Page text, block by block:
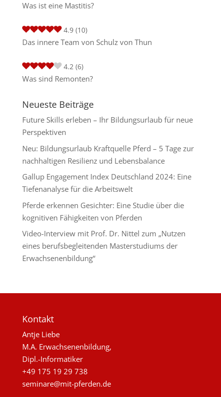
Was ist eine Mastitis?
4.9 (10)
Das innere Team von Schulz von Thun
4.2 (6)
Was sind Remonten?
Neueste Beiträge
Future Skills erleben – Ihr Bildungsurlaub für neue
Perspektiven
Neu: Bildungsurlaub Kraftquelle Pferd – 5 Tage zur
nachhaltigen Resilienz und Lebensbalance
Gallup Engagement Index Deutschland 2024: Eine
Tiefenanalyse für die Arbeitswelt
Pferde erkennen Gesichter: Eine Studie über die
kognitiven Fähigkeiten von Pferden
Video-Interview mit Prof. Dr. Nittel zum „Nutzen
eines berufsbegleitenden Masterstudiums der
Erwachsenenbildung“
Kontakt
Antje Liebe
M.A. Erwachsenenbildung,
Dipl.-Informatiker
+49 175 19 29 738
seminare@mit-pferden.de